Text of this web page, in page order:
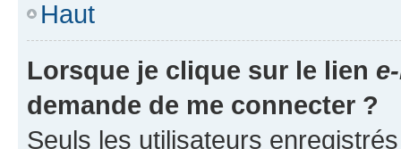
Haut
Lorsque je clique sur le lien
demande de me connecter ?
Seuls les utilisateurs